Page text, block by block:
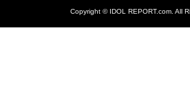
Copyright ©IDOL REPORT.com. All